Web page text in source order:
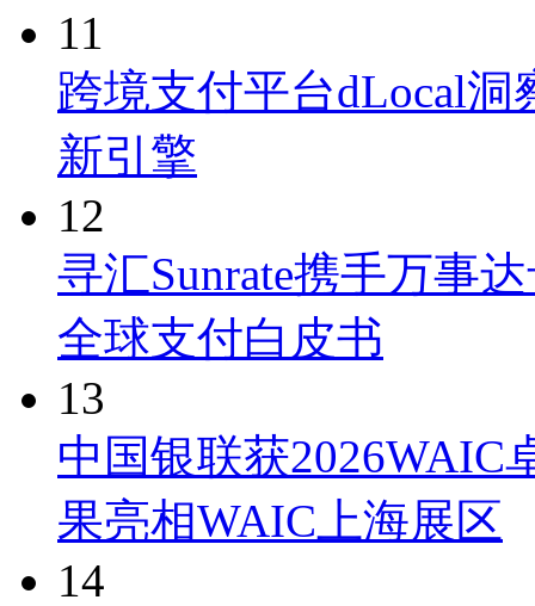
11
跨境支付平台dLocal
新引擎
12
寻汇Sunrate携手万事
全球支付白皮书
13
中国银联获2026WAIC
果亮相WAIC上海展区
14